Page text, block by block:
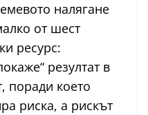
налягане
от шест
ресурс:
резултат в
поради което
риска, а рискът